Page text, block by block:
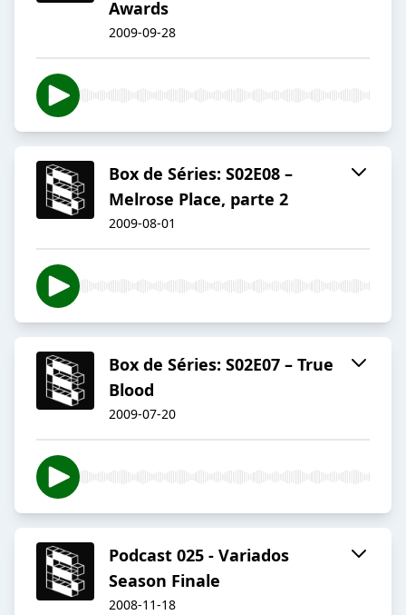
Awards
2009-09-28
Box de Séries: S02E08 –
Melrose Place, parte 2
2009-08-01
Box de Séries: S02E07 – True
Blood
2009-07-20
Podcast 025 - Variados
Season Finale
2008-11-18